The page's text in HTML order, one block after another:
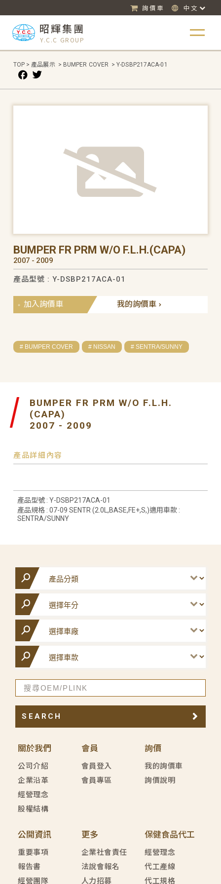
詢價車 中文
昭輝集團
Y.C.C GROUP
TOP > 產品展示 > BUMPER COVER > Y-DSBP217ACA-01
BUMPER FR PRM W/O F.L.H.(CAPA)
2007 - 2009
產品型號 : Y-DSBP217ACA-01
我的詢價車
加入詢價車
# BUMPER COVER # NISSAN # SENTRA/SUNNY
BUMPER FR PRM W/O F.L.H.
(CAPA)
2007 - 2009
產品詳細內容
產品型號 : Y-DSBP217ACA-01
產品規格 : 07-09 SENTR (2.0L,BASE,FE+,S,)適用車款 :
SENTRA/SUNNY
關於我們
公司介紹
企業沿革
經營理念
股權結構
會員
會員登入
會員專區
詢價
我的詢價車
詢價說明
公開資訊
重要事項
報告書
經營團隊
更多
企業社會責任
法說會報名
人力招募
保健食品代工
經營理念
代工產線
代工規格
SEARCH